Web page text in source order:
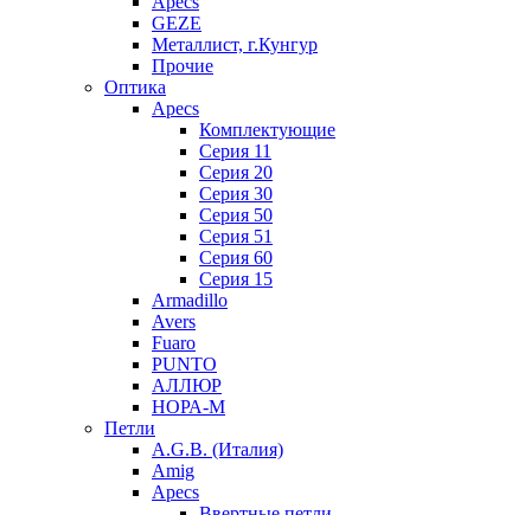
GEZE
Металлист, г.Кунгур
Прочие
Оптика
Apecs
Комплектующие
Серия 11
Серия 20
Серия 30
Серия 50
Серия 51
Серия 60
Серия 15
Armadillo
Avers
Fuaro
PUNTO
АЛЛЮР
НОРА-М
Петли
A.G.B. (Италия)
Amig
Apecs